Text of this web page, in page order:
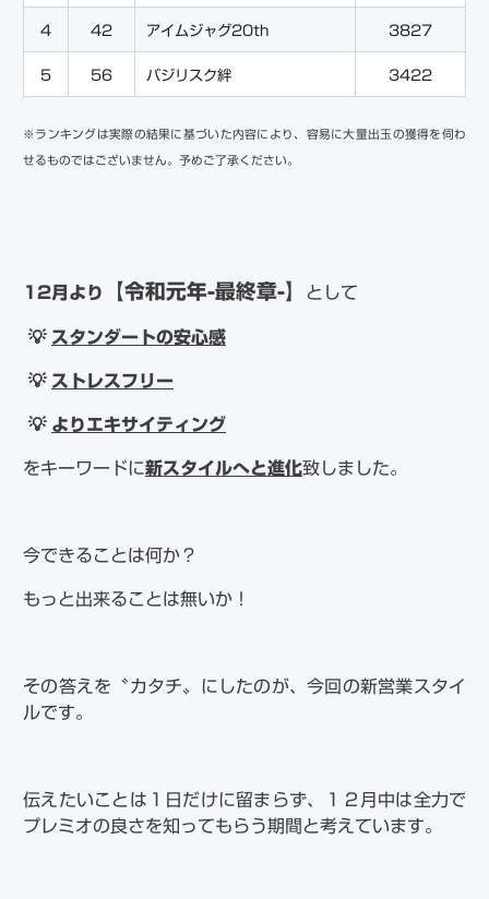
4 42 アイムジャグ20th 3827
5 56 バジリスク絆 3422
※ランキングは実際の結果に基づいた内容により、容易に大量出玉の獲得を伺わ
せるものではございません。予めご了承ください。
12月より 【令和元年-最終章-】 として
💡 スタンダートの安心感
💡 ストレスフリー
💡 よりエキサイティング
をキーワードに新スタイルへと進化致しました。
今できることは何か？
もっと出来ることは無いか！
その答えを〝カタチ〟にしたのが、今回の新営業スタイ
ルです。
伝えたいことは１日だけに留まらず、１２月中は全力で
プレミオの良さを知ってもらう期間と考えています。